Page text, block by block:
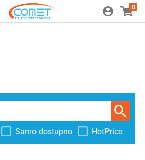
0
Samo dostupno HotPrice